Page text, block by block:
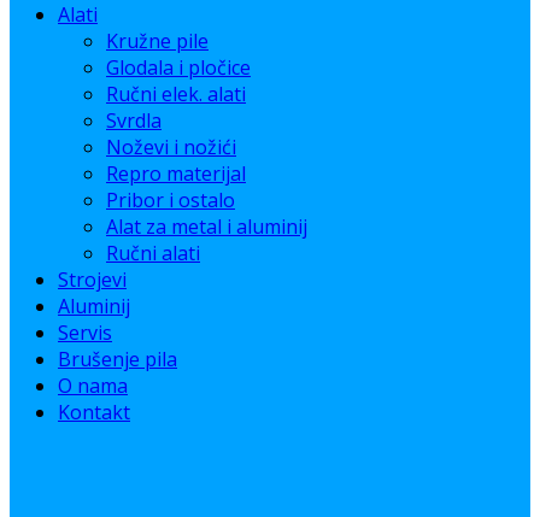
Alati
Kružne pile
Glodala i pločice
Ručni elek. alati
Svrdla
Noževi i nožići
Repro materijal
Pribor i ostalo
Alat za metal i aluminij
Ručni alati
Strojevi
Aluminij
Servis
Brušenje pila
O nama
Kontakt